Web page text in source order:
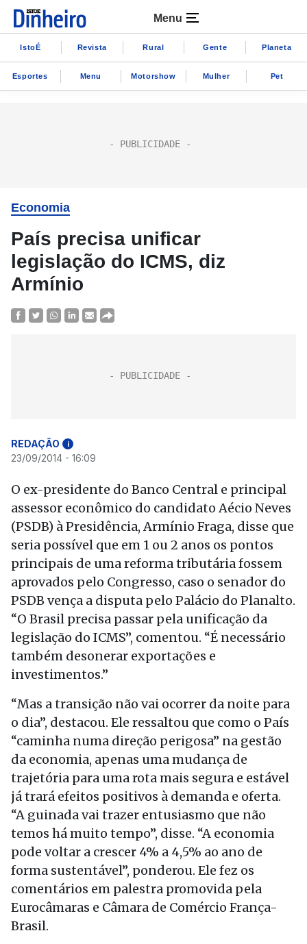
Menu
IstoÉ Revista Rural Gente Planeta
Esportes Menu Motorshow Mulher Pet
Economia
País precisa unificar
legislação do ICMS, diz
Armínio
REDAÇÃO i
23/09/2014 - 16:09
O ex-presidente do Banco Central e principal
assessor econômico do candidato Aécio Neves
(PSDB) à Presidência, Armínio Fraga, disse que
seria possível que em 1 ou 2 anos os pontos
principais de uma reforma tributária fossem
aprovados pelo Congresso, caso o senador do
PSDB vença a disputa pelo Palácio do Planalto.
“O Brasil precisa passar pela unificação da
legislação do ICMS”, comentou. “É necessário
também desonerar exportações e
investimentos.”
“Mas a transição não vai ocorrer da noite para
o dia”, destacou. Ele ressaltou que como o País
“caminha numa direção perigosa” na gestão
da economia, apenas uma mudança de
trajetória para uma rota mais segura e estável
já trará efeitos positivos à demanda e oferta.
“A guinada vai trazer entusiasmo que não
temos há muito tempo”, disse. “A economia
pode voltar a crescer 4% a 4,5% ao ano de
forma sustentável”, ponderou. Ele fez os
comentários em palestra promovida pela
Eurocâmaras e Câmara de Comércio França-
Brasil.